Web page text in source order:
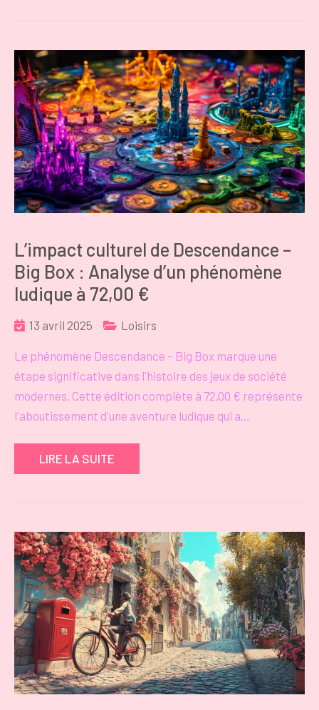
L’impact culturel de Descendance –
Big Box : Analyse d’un phénomène
ludique à 72,00 €
13 avril 2025 Loisirs
Le phénomène Descendance – Big Box marque une
étape significative dans l'histoire des jeux de société
modernes. Cette édition complète à 72,00 € représente
l'aboutissement d'une aventure ludique qui a…
LIRE LA SUITE